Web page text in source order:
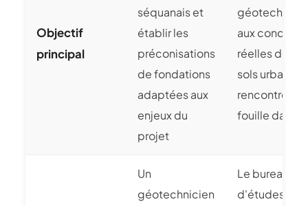
Objectif
principal
séquanais et
établir les
préconisations
de fondations
adaptées aux
enjeux du
projet
aux
réelles des
sols urbains
rencontrés en
fouille dans
Un
géotechnicien
Le bureau
d'études